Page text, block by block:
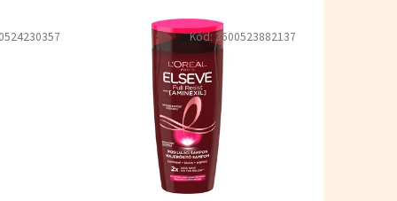
Kód:3600523882137